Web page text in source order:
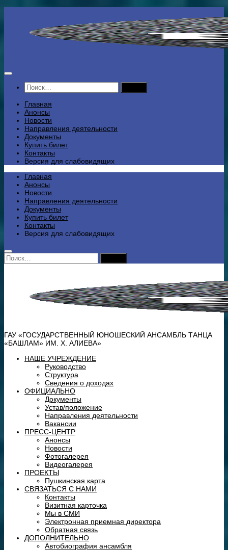
содержимому
Найти:
Главная
Анонсы
Новости
Направления деятельности
Документы
Купить билет
Контакты
Версия для слабовидящих
Главная
Анонсы
Новости
Направления деятельности
Документы
Купить билет
Контакты
Версия для слабовидящих
Найти:
ГАУ «ГОСУДАРСТВЕННЫЙ ЮНОШЕСКИЙ АНСАМБЛЬ ТАНЦА
«БАШЛАМ» ИМ. Х. АЛИЕВА»
НАШЕ УЧРЕЖДЕНИЕ
Руководство
Структура
Сведения о доходах
ОФИЦИАЛЬНО
Документы
Устав/положение
Направления деятельности
Вакансии
ПРЕСС-ЦЕНТР
Анонсы
Новости
Фотогалерея
Видеогалерея
ПРОЕКТЫ
Пушкинская карта
СВЯЗАТЬСЯ С НАМИ
Контакты
Визитная карточка
Мы в СМИ
Электронная приемная директора
Обратная связь
ДОПОЛНИТЕЛЬНО
Автобиография ансамбля